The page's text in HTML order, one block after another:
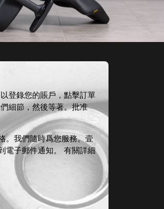
登錄您的賬戶，點擊訂單
細節，然後等著。批准
。我們隨時爲您服務。壹
電子郵件通知。 有關詳細